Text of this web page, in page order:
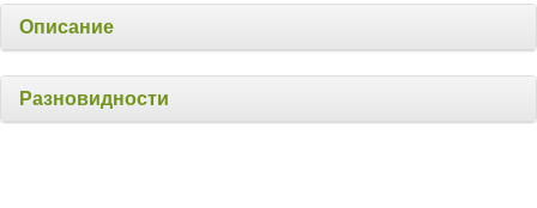
Описание
Разновидности